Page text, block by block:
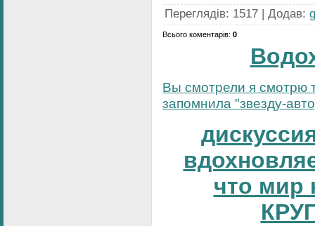
Переглядів: 1517 | Додав:
Всього коментарів: 0
Вы смотрели я смотрю
запомнила "звезду-
что мир